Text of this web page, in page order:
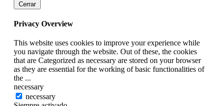
Cerrar
Privacy Overview
This website uses cookies to improve your experience while
you navigate through the website. Out of these, the cookies
that are Categorized as necessary are stored on your browser
as they are essential for the working of basic functionalities of
the ...
necessary
necessary